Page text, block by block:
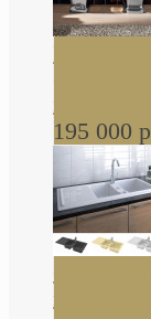
Butterfly
195 000